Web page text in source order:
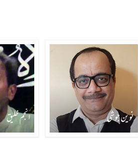
نوین جوشی انجم خلیق